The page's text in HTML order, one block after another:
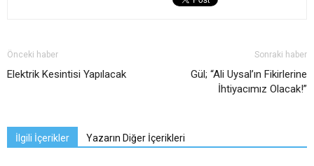
Önceki haber
Elektrik Kesintisi Yapılacak
Sonraki haber
Gül; “Ali Uysal’ın Fikirlerine
İhtiyacımız Olacak!”
İlgili İçerikler Yazarın Diğer İçerikleri